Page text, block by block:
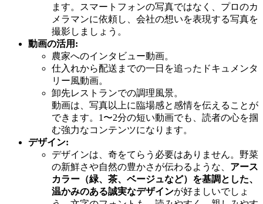
ます。スマートフォンの写真ではなく、プロのカ
メラマンに依頼し、会社の想いを表現する写真を
撮影しましょう。
動画の活用:
農家へのインタビュー動画。
仕入れから配送までの一日を追ったドキュメンタ
リー風動画。
卸先レストランでの調理風景。
動画は、写真以上に臨場感と感情を伝えることが
できます。1〜2分の短い動画でも、読者の心を掴
む強力なコンテンツになります。
デザイン:
デザインは、奇をてらう必要はありません。野菜
の新鮮さや自然の豊かさが伝わるような、 アース
カラー（緑、茶、ベージュなど）を基調とした、
温かみのある誠実なデザインが好ましいでしょ